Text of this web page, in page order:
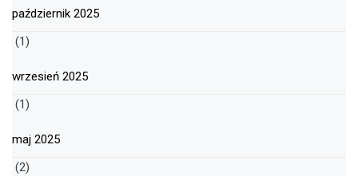
październik 2025
(1)
wrzesień 2025
(1)
maj 2025
(2)